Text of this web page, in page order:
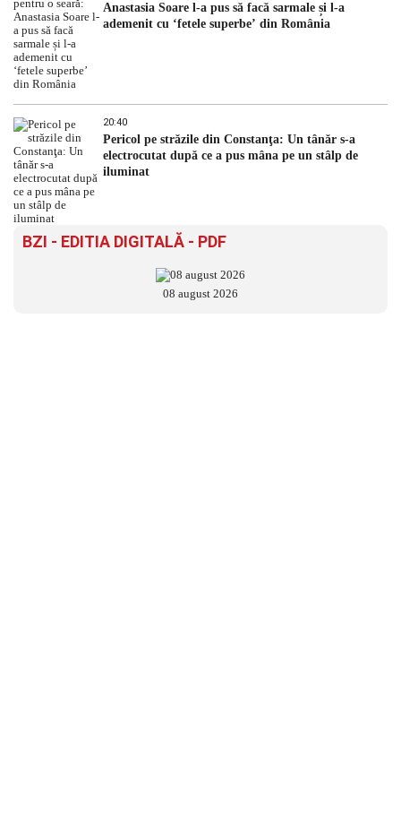
Anastasia Soare l-a pus să facă sarmale și l-a
ademenit cu ‘fetele superbe’ din România
20:40
Pericol pe străzile din Constanţa: Un tânăr s-a
electrocutat după ce a pus mâna pe un stâlp de
iluminat
BZI - EDITIA DIGITALĂ - PDF
08 august 2026